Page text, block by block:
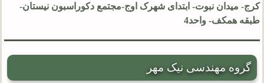
کرج- میدان نبوت- ابتدای شهرک اوج-مجتمع دکوراسبون نیستان-
طبقه همکف- واحد4
گروه مهندسی نیک مهر